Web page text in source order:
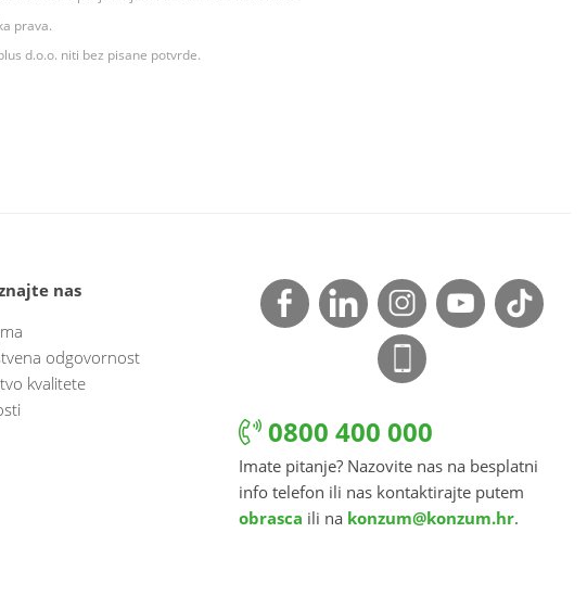
prava.
d.o.o. niti bez pisane potvrde.
nas
odgovornost
kvalitete
0800 400 000
Imate pitanje? Nazovite nas na besplatni
info telefon ili nas kontaktirajte putem
obrasca ili na konzum@konzum.hr.